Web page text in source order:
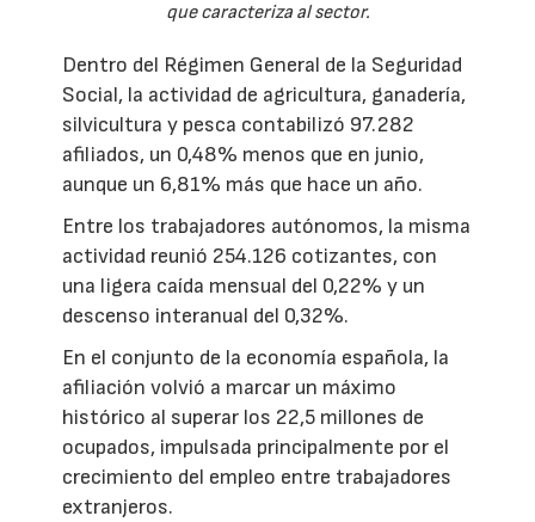
que caracteriza al sector.
Dentro del Régimen General de la Seguridad
Social, la actividad de agricultura, ganadería,
silvicultura y pesca contabilizó 97.282
afiliados, un 0,48% menos que en junio,
aunque un 6,81% más que hace un año.
Entre los trabajadores autónomos, la misma
actividad reunió 254.126 cotizantes, con
una ligera caída mensual del 0,22% y un
descenso interanual del 0,32%.
En el conjunto de la economía española, la
afiliación volvió a marcar un máximo
histórico al superar los 22,5 millones de
ocupados, impulsada principalmente por el
crecimiento del empleo entre trabajadores
extranjeros.